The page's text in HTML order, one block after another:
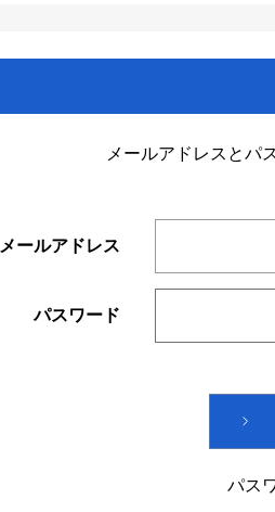
メールアドレスとパ
メールアドレス
パスワード
パス